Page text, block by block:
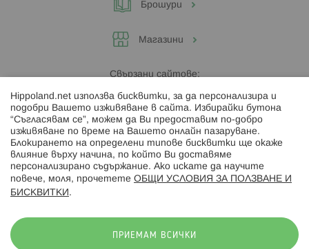
Брошури
Магазини
Свързани сайтове:
Hippoland.ro
Последвайте ни:
Hippoland.net използва бисквитки, за да персонализира и
подобри Вашето изживяване в сайта. Избирайки бутона
“Съгласявам се”, можем да Ви предоставим по-добро
изживяване по време на Вашето онлайн пазаруване.
Блокирането на определени типове бисквитки ще окаже
влияние върху начина, по който Ви доставяме
персонализирано съдържание. Ако искате да научите
повече, моля, прочетете ОБЩИ УСЛОВИЯ ЗА ПОЛЗВАНЕ И
БИСКВИТКИ .
ПРИЕМАМ ВСИЧКИ